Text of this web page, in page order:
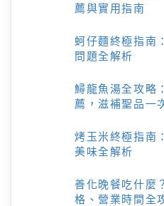
薦與實用指南
蚵仔麵終極指南
問題全解析
鱘龍魚湯全攻略
薦，滋補聖品一
烤玉米終極指南
美味全解析
善化晚餐吃什麼
格、營業時間全